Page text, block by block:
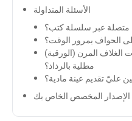
الأسئلة المتداولة
عبر سلسلة كتب؟
الحواف بمرور الوقت؟
المرن (الورقية)
مطلية بالرذاذ؟
عليّ تقديم عينة مادية؟
الإصدار المخصص الخاص بك